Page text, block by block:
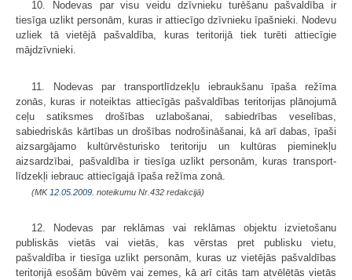
10. Nodevas par visu veidu dzīvnieku turēšanu pašvaldība ir
tiesīga uzlikt personām, kuras ir attiecīgo dzīvnieku īpašnieki. Nodevu
uzliek tā vietējā pašvaldība, kuras teritorijā tiek turēti attiecīgie
mājdzīvnieki.
11. Nodevas par transportlīdzekļu iebraukšanu īpaša režīma
zonās, kuras ir noteiktas attiecīgās pašvaldības teritorijas plānojumā
ceļu satiksmes drošības uzla­bošanai, sabiedrības veselības,
sabiedriskās kārtības un drošības nodro­šināšanai, kā arī dabas, īpaši
aizsargājamo kultūr­vēsturisko teritoriju un kultūras pieminekļu
aizsardzībai, paš­valdība ir tiesīga uzlikt personām, kuras transport­
līdzekļi iebrauc attiecīgajā īpaša režīma zonā.
(MK 12.05.2009. noteikumu Nr.432 redakcijā)
12. Nodevas par reklāmas vai reklāmas objektu izvietošanu
publiskās vietās vai vietās, kas vērstas pret publisku vietu,
pašvaldība ir tiesīga uzlikt personām, kuras uz vietējās pašvaldības
teritorijā esošām būvēm vai zemes, kā arī citās tam atvēlētās vietās